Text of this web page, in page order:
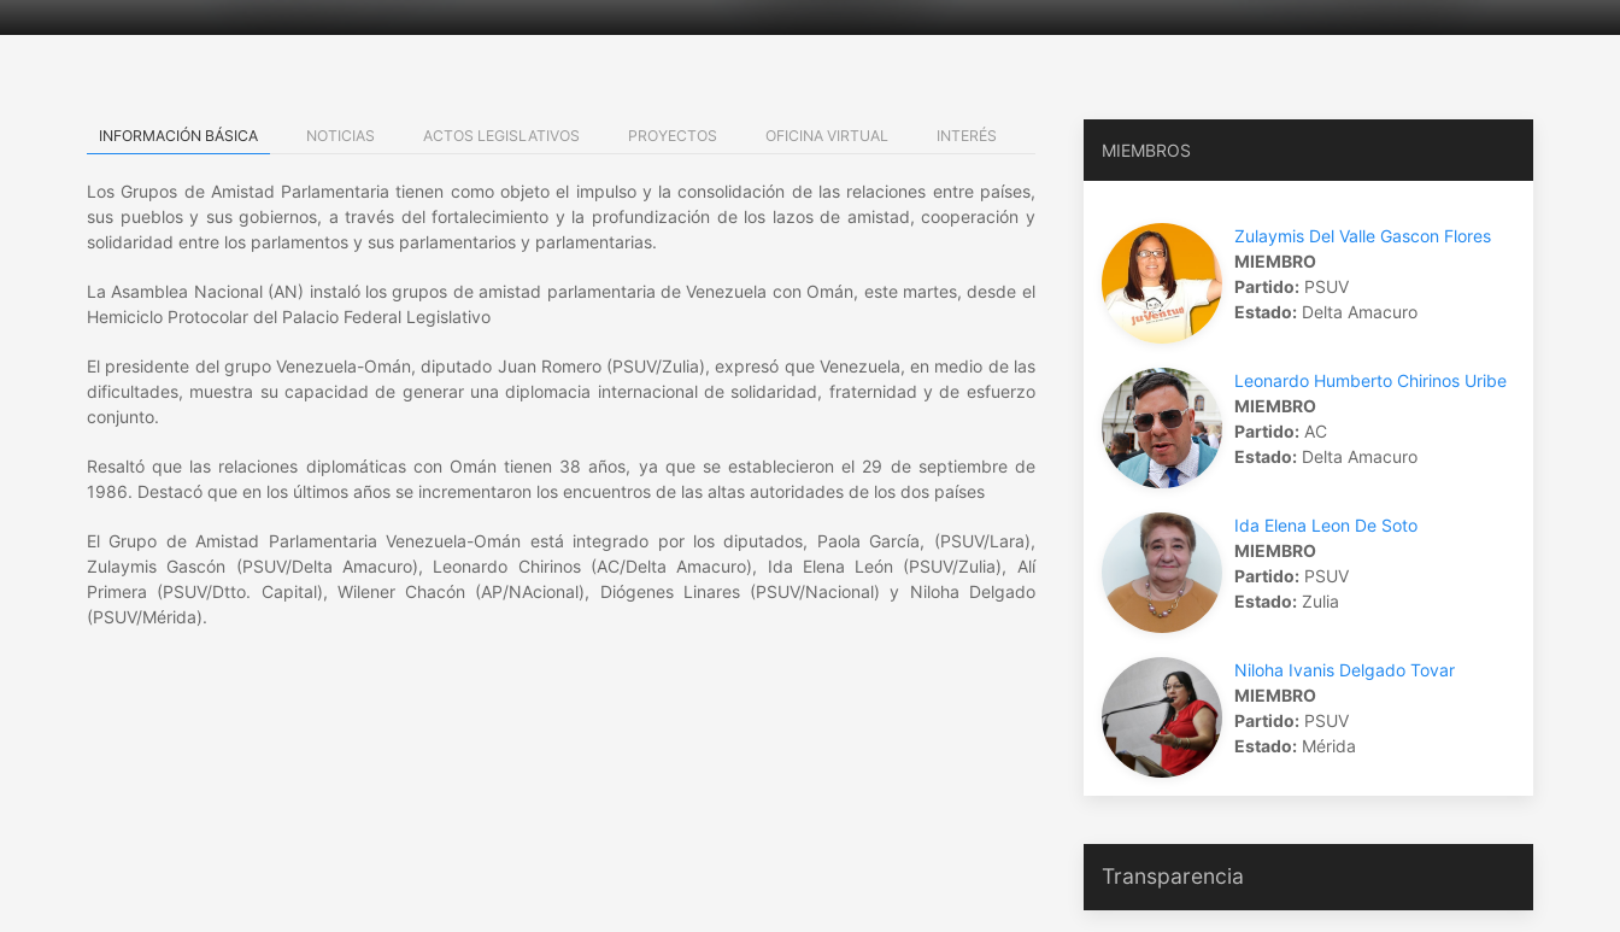
INFORMACIÓN BÁSICA NOTICIAS ACTOS LEGISLATIVOS PROYECTOS OFICINA VIRTUAL INTERÉS
Los Grupos de Amistad Parlamentaria tienen como objeto el impulso y la consolidación de las relaciones entre países,
sus pueblos y sus gobiernos, a través del fortalecimiento y la profundización de los lazos de amistad, cooperación y
solidaridad entre los parlamentos y sus parlamentarios y parlamentarias.
La Asamblea Nacional (AN) instaló los grupos de amistad parlamentaria de Venezuela con Omán, este martes, desde el
Hemiciclo Protocolar del Palacio Federal Legislativo
El presidente del grupo Venezuela-Omán, diputado Juan Romero (PSUV/Zulia), expresó que Venezuela, en medio de las
dificultades, muestra su capacidad de generar una diplomacia internacional de solidaridad, fraternidad y de esfuerzo
conjunto.
Resaltó que las relaciones diplomáticas con Omán tienen 38 años, ya que se establecieron el 29 de septiembre de
1986. Destacó que en los últimos años se incrementaron los encuentros de las altas autoridades de los dos países
El Grupo de Amistad Parlamentaria Venezuela-Omán está integrado por los diputados, Paola García, (PSUV/Lara),
Zulaymis Gascón (PSUV/Delta Amacuro), Leonardo Chirinos (AC/Delta Amacuro), Ida Elena León (PSUV/Zulia), Alí
Primera (PSUV/Dtto. Capital), Wilener Chacón (AP/NAcional), Diógenes Linares (PSUV/Nacional) y Niloha Delgado
(PSUV/Mérida).
MIEMBROS
Zulaymis Del Valle Gascon Flores
MIEMBRO
Partido:PSUV
Estado:Delta Amacuro
Leonardo Humberto Chirinos Uribe
MIEMBRO
Partido:AC
Estado:Delta Amacuro
Ida Elena Leon De Soto
MIEMBRO
Partido:PSUV
Estado:Zulia
Niloha Ivanis Delgado Tovar
MIEMBRO
Partido:PSUV
Estado:Mérida
Transparencia